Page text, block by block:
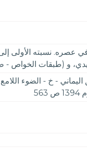
في عصره. نسبته
و (طبقات الخواص -